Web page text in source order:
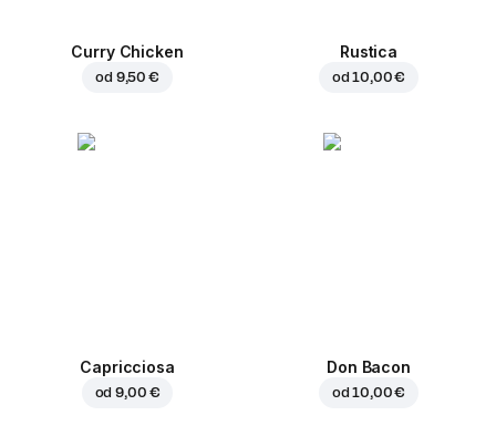
Curry Chicken
od 9,50 €
Rustica
od10,00 €
Capricciosa
od9,00 €
Don Bacon
od10,00 €